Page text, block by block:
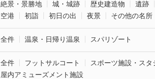
絶景・景勝地
城・城跡 歴史建造物 遺跡
空港
初詣 初日の出 夜景 その他の名所
全件 温泉・日帰り温泉 スパリゾート
全件 フットサルコート スポーツ施設・スタ
屋内アミューズメント施設